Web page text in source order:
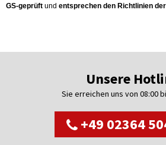
GS-geprüft und entsprechen den Richtlinien
Unsere
Sie erreichen uns von 08:00
+49 02364